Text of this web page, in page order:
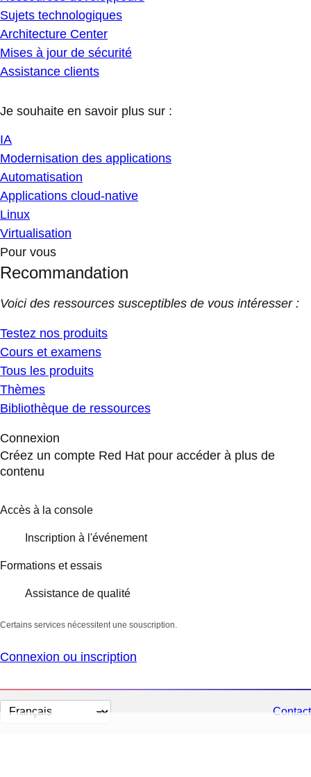
Sujets technologiques
Architecture Center
Mises à jour de sécurité
Assistance clients
Je souhaite en savoir plus sur :
IA
Modernisation des applications
Automatisation
Applications cloud-native
Linux
Virtualisation
Pour vous
Recommandation
Voici des ressources susceptibles de vous intéresser :
Testez nos produits
Cours et examens
Tous les produits
Thèmes
Bibliothèque de ressources
Connexion
Créez un compte Red Hat pour accéder à plus de
contenu
Accès à la console
Inscription à l'événement
Formations et essais
Assistance de qualité
Certains services nécessitent une souscription.
Connexion ou inscription
Changer
Contact